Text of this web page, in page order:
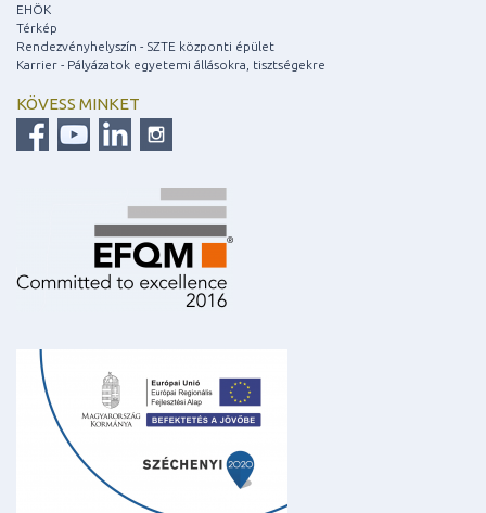
EHÖK
Térkép
Rendezvényhelyszín - SZTE központi épület
Karrier - Pályázatok egyetemi állásokra, tisztségekre
KÖVESS MINKET